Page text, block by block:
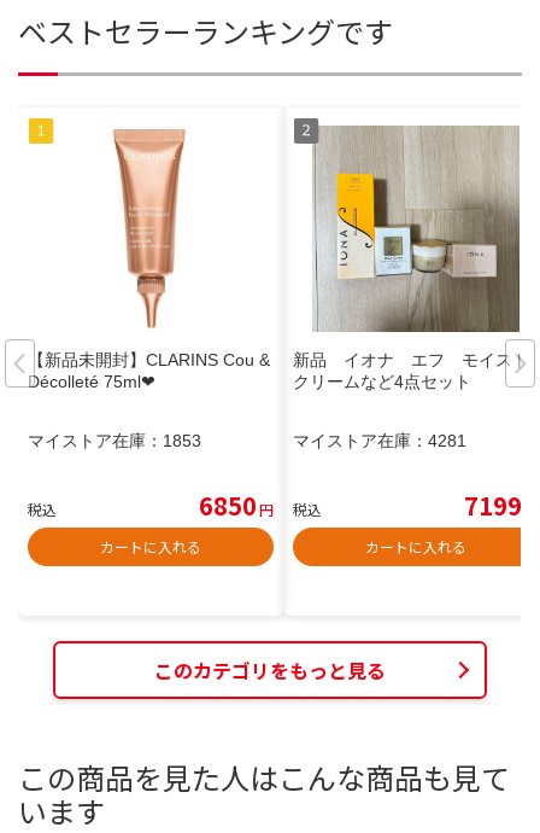
ベストセラーランキングです
【新品未開封】CLARINS Cou &
Décolleté 75ml❤︎
マイストア在庫： 1853
税込 6850円
カートに入れる
新品 イオナ エフ モイスト
クリームなど4点セット
マイストア在庫： 4281
税込 7199
カートに入れる
このカテゴリをもっと見る
この商品を見た人はこんな商品も見て
います